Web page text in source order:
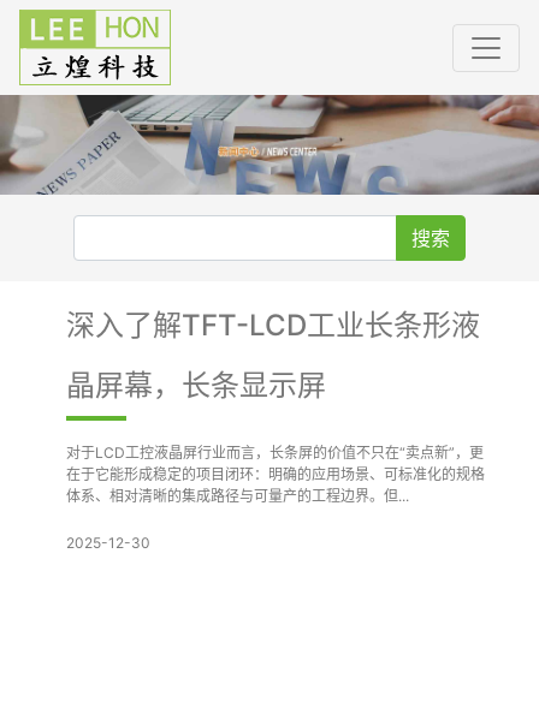
搜索
深入了解TFT-LCD工业长条形液
晶屏幕，长条显示屏
对于LCD工控液晶屏行业而言，长条屏的价值不只在“卖点新”，更
在于它能形成稳定的项目闭环：明确的应用场景、可标准化的规格
体系、相对清晰的集成路径与可量产的工程边界。但...
2025-12-30